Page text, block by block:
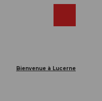
Bienvenue à Lucerne